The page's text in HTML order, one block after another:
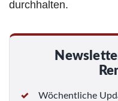
durchhalten.
Wöchentliche